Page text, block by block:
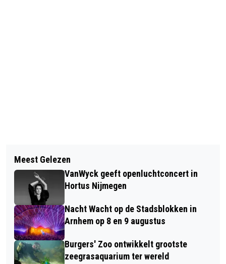
NIJMEGEN IS DE MEEST
VERKEERSONVEILIGE GEMEENTE VAN
GELDERLAND
TRIO VAN DIE FLEGEL TREEDT 28
FEBRUARI OP IN DE STEVENSKERK
Meest Gelezen
VanWyck geeft openluchtconcert in
Hortus Nijmegen
Nacht Wacht op de Stadsblokken in
Arnhem op 8 en 9 augustus
Burgers' Zoo ontwikkelt grootste
zeegrasaquarium ter wereld